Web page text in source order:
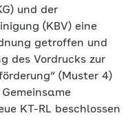
und der
(KBV) eine
getroffen und
des Vordrucks zur
(Muster 4)
KT-RL beschlossen